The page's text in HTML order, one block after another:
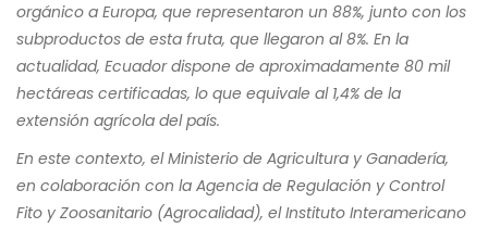
orgánico a Europa, que representaron un 88%, junto con los
subproductos de esta fruta, que llegaron al 8%. En la
actualidad, Ecuador dispone de aproximadamente 80 mil
hectáreas certificadas, lo que equivale al 1,4% de la
extensión agrícola del país.
En este contexto, el Ministerio de Agricultura y Ganadería,
en colaboración con la Agencia de Regulación y Control
Fito y Zoosanitario (Agrocalidad), el Instituto Interamericano